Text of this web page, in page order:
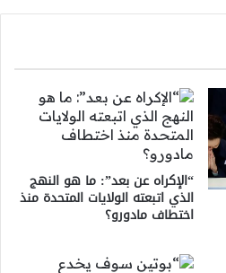
“الإكراه عن بعد”: ما هو النهج
الذي اتبعته الولايات المتحدة منذ
اختطاف مادورو؟